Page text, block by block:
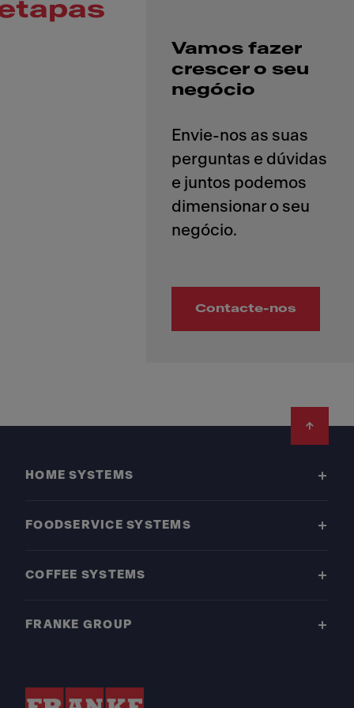
Vamos fazer
crescer o seu
negócio
Envie-nos as suas
perguntas e dúvidas
e juntos podemos
dimensionar o seu
Contacte-nos
HOME SYSTEMS
FOODSERVICE SYSTEMS
COFFEE SYSTEMS
FRANKE GROUP